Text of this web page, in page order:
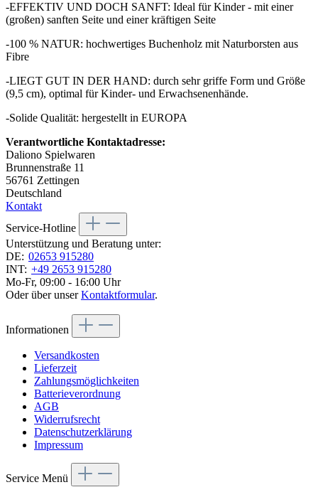
-EFFEKTIV UND DOCH SANFT: Ideal für Kinder - mit einer
(großen) sanften Seite und einer kräftigen Seite
-100 % NATUR: hochwertiges Buchenholz mit Naturborsten aus
Fibre
-LIEGT GUT IN DER HAND: durch sehr griffe Form und Größe
(9,5 cm), optimal für Kinder- und Erwachsenenhände.
-Solide Qualität: hergestellt in EUROPA
Verantwortliche Kontaktadresse:
Daliono Spielwaren
Brunnenstraße 11
56761 Zettingen
Deutschland
Kontakt
Service-Hotline
Unterstützung und Beratung unter:
DE: 02653 915280
INT: +49 2653 915280
Mo-Fr, 09:00 - 16:00 Uhr
Oder über unserKontaktformular.
Informationen
Versandkosten
Lieferzeit
Zahlungsmöglichkeiten
Batterieverordnung
AGB
Widerrufsrecht
Datenschutzerklärung
Impressum
Service Menü